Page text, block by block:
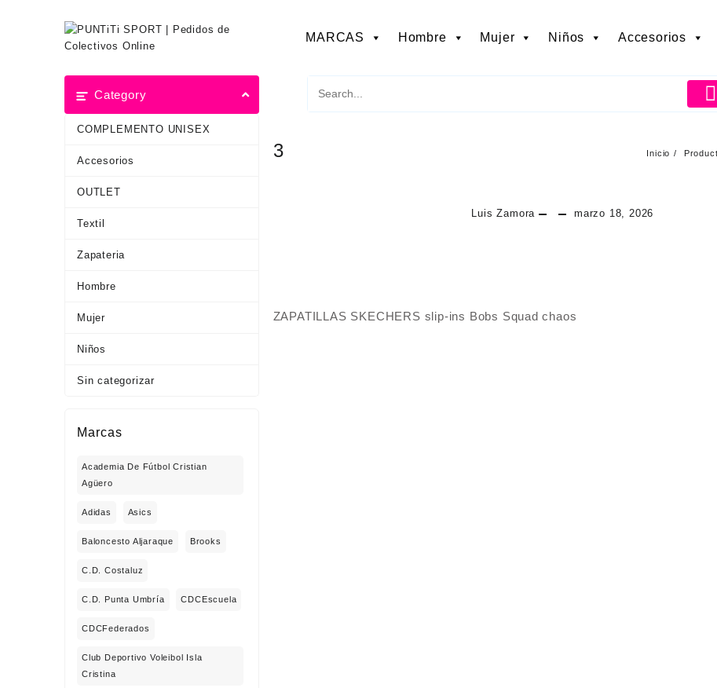
MARCAS Hombre Mujer Niños Accesorios
Category
COMPLEMENTO UNISEX
Accesorios
OUTLET
Textil
Zapateria
Hombre
Mujer
Niños
Sin categorizar
3 Inicio
Luis Zamora marzo 18, 2026
ZAPATILLAS SKECHERS slip-ins Bobs Squad chaos
Marcas
Academia De Fútbol Cristian
Agüero
Adidas Asics
Baloncesto Aljaraque Brooks
C.D. Costaluz
C.D. Punta Umbría CDCEscuela
CDCFederados
Club Deportivo Voleibol Isla
Cristina